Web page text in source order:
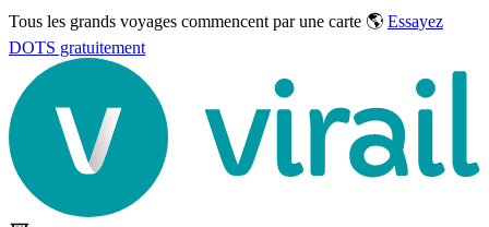
Tous les grands voyages commencent par une carte 🌎 Essayez
DOTS gratuitement